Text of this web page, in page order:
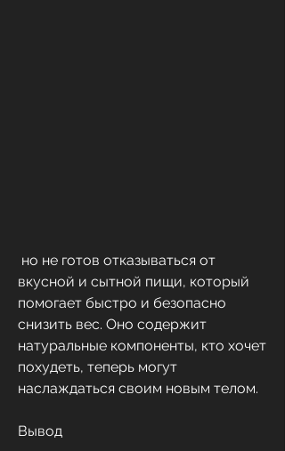
вкусной и сытной пищи, который
помогает быстро и безопасно
снизить вес. Оно содержит
натуральные компоненты, кто хочет
похудеть, теперь могут
наслаждаться своим новым телом.
Вывод